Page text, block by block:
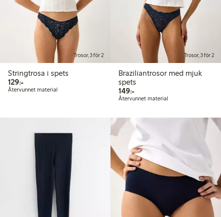
Trosor, 3 för 2
Stringtrosa i spets
129:-129,00 kr
Återvunnet material
Trosor, 3 för 2
Braziliantrosor med mjuk
spets
149:-149,00 kr
Återvunnet material